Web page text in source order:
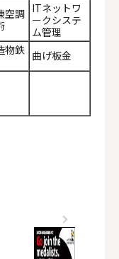
空調 ITネットワ
ークシステ
ム管理
物鉄 曲げ板金